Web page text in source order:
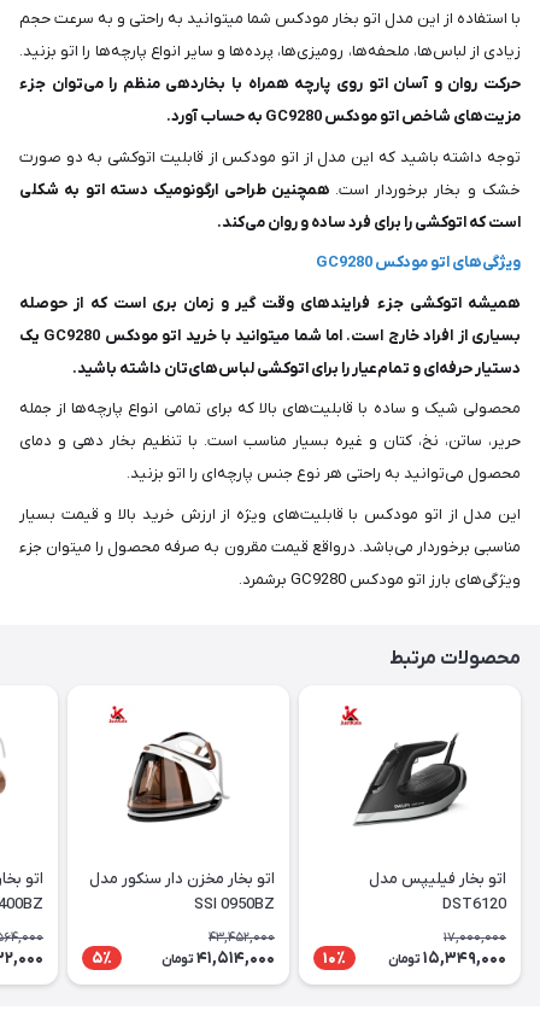
با استفاده از این مدل اتو بخار مودکس شما میتوانید به راحتی و به سرعت حجم
زیادی از لباس‌ها، ملحفه‌ها، رومیزی‌ها، پرده‌ها و سایر انواع پارچه‌ها را اتو بزنید.
حرکت روان و آسان اتو روی پارچه همراه با بخاردهی منظم را می‌توان جزء
مزیت‌های شاخص اتو مودکس GC9280 به حساب آورد.
توجه داشته باشید که این مدل از اتو مودکس از قابلیت اتوکشی به دو صورت
خشک و بخار برخوردار است. همچنین طراحی ارگونومیک دسته اتو به شکلی
است که اتوکشی را برای فرد ساده و روان می‌کند.
ویژگی‌های اتو مودکس GC9280
همیشه اتوکشی جزء فرایندهای وقت گیر و زمان بری است که از حوصله
بسیاری از افراد خارج است. اما شما میتوانید با خرید اتو مودکس GC9280 یک
دستیار حرفه‌ای و تمام‌عیار را برای اتوکشی لباس‌های‌تان داشته باشید.
محصولی شیک و ساده با قابلیت‌های بالا که برای تمامی انواع پارچه‌ها از جمله
حریر، ساتن، نخ، کتان و غیره بسیار مناسب است. با تنظیم بخار دهی و دمای
محصول می‌توانید به راحتی هر نوع جنس پارچه‌ای را اتو بزنید.
این مدل از اتو مودکس با قابلیت‌های ویژه از ارزش خرید بالا و قیمت بسیار
مناسبی برخوردار می‌باشد. در‌واقع قیمت مقرون به صرفه محصول را میتوان جزء
ویژگی‌های بارز اتو مودکس GC9280 برشمرد.
محصولات مرتبط
اتو بخار فیلیپس مدل
DST6120
17,000,000
15,349,000 تومان 10٪
اتو بخار مخزن دار سنکور مدل
SSI 0950BZ
43,452,000
41,514,000 تومان 5٪